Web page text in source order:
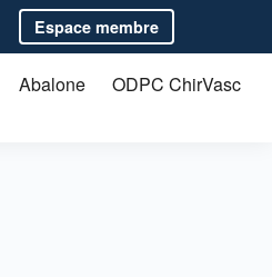
links
on Facebook
us on Twitter
Follow us on LinkedIn
Espace membre
Abalone ODPC ChirVasc